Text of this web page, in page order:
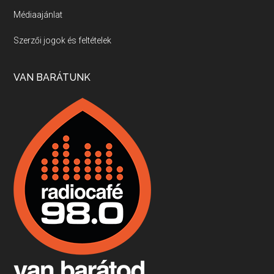
Villány, kékfrankos, Jackfall
Apr 17, 2026 • 00:35:38
Boston, teadélután, bab és homár
Apr 9, 2026 • 00:37:17
Fermentáljunk, a testünk meghálálja!
Apr 3, 2026 • 00:36:07
Médiaajánlat
Szerzői jogok és feltételek
VAN BARÁTUNK